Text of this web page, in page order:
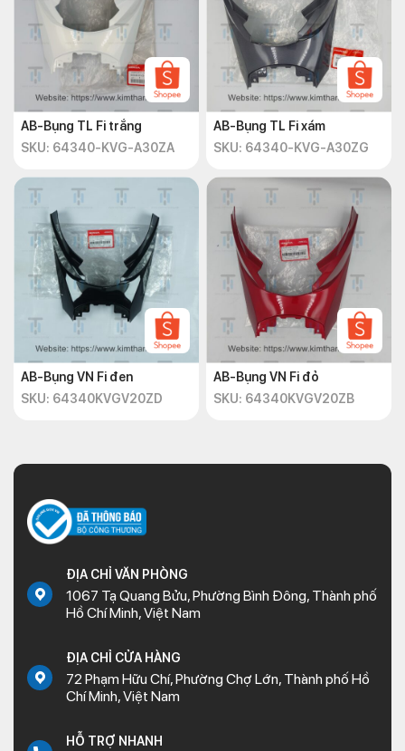
AB-Bụng TL Fi trắng
SKU: 64340-KVG-A30ZA
AB-Bụng TL Fi xám
SKU: 64340-KVG-A30ZG
AB-Bụng VN Fi đen
SKU: 64340KVGV20ZD
AB-Bụng VN Fi đỏ
SKU: 64340KVGV20ZB
ĐỊA CHỈ VĂN PHÒNG
1067 Tạ Quang Bửu, Phường Bình Đông, Thành phố
Hồ Chí Minh, Việt Nam
ĐỊA CHỈ CỬA HÀNG
72 Phạm Hữu Chí, Phường Chợ Lớn, Thành phố Hồ
Chí Minh, Việt Nam
HỖ TRỢ NHANH